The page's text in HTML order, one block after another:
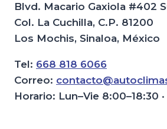
Blvd. Macario Gaxiola #402
Col. La Cuchilla, C.P. 81200
Los Mochis, Sinaloa, México
Tel: 668 818 6066
Correo:
Horario: Lun–Vie 8:00–18:30